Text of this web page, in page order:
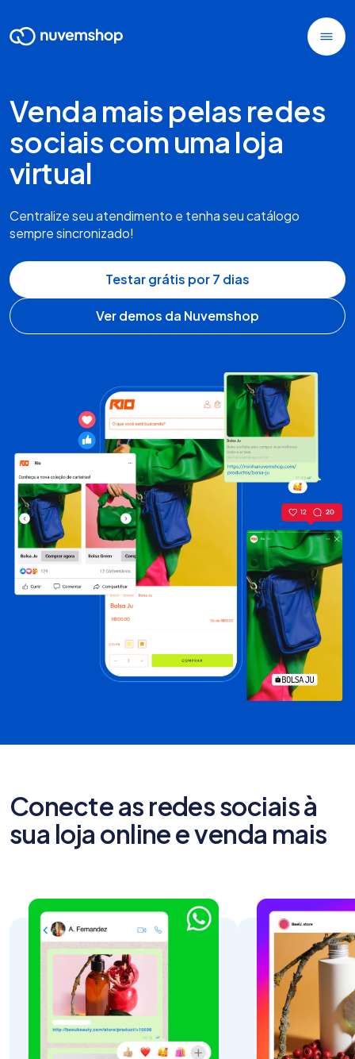
Venda mais pelas redes
sociais com uma loja
virtual
Centralize seu atendimento e tenha seu catálogo
sempre sincronizado!
Testar grátis por 7 dias
Ver demos da Nuvemshop
Conecte as redes sociais à
sua loja online e venda mais